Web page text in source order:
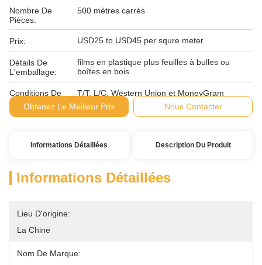
Nombre De
Pièces:
500 mètres carrés
Prix: USD25 to USD45 per squre meter
Détails De
L'emballage:
films en plastique plus feuilles à bulles ou
boîtes en bois
Conditions De
Paiement:
T/T, L/C, Western Union et MoneyGram
Obtenez Le Meilleur Prix
Nous Contacter
Informations Détaillées Description Du Produit
Informations Détaillées
Lieu D'origine:
La Chine
Nom De Marque: